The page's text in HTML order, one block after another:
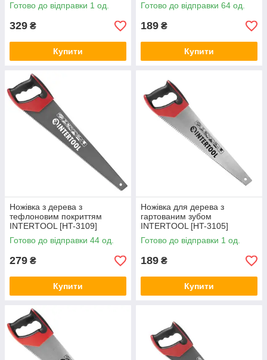
Готово до відправки 1 од.
329 ₴
Купити
Готово до відправки 64 од.
189 ₴
Купити
Ножівка з дерева з
тефлоновим покриттям
INTERTOOL [HT-3109]
Готово до відправки 44 од.
279 ₴
Купити
Ножівка для дерева з
гартованим зубом
INTERTOOL [HT-3105]
Готово до відправки 1 од.
189 ₴
Купити